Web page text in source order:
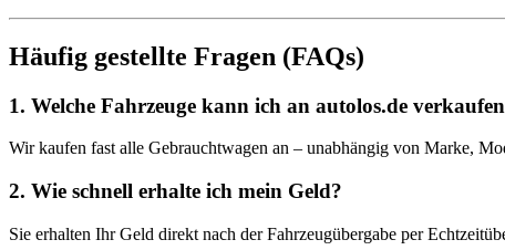
Häufig gestellte Fragen (FAQs)
1. Welche Fahrzeuge kann ich an autolos.de
Wir kaufen fast alle Gebrauchtwagen an – unabhängig von Marke,
2. Wie schnell erhalte ich mein Geld?
Sie erhalten Ihr Geld direkt nach der Fahrzeugübergabe per